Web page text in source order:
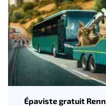
Épaviste gratuit